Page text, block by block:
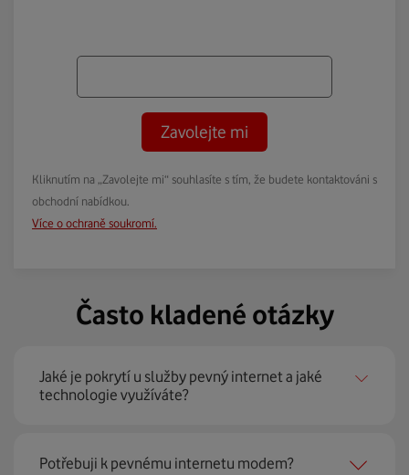
Zavolejte mi
Kliknutím na „Zavolejte mi“ souhlasíte s tím, že budete kontaktováni s
obchodní nabídkou.
Více o ochraně soukromí.
Často kladené otázky
Jaké je pokrytí u služby pevný internet a jaké
technologie využíváte?
Pevný internet můžeme nabídnout
Potřebuji k pevnému internetu modem?